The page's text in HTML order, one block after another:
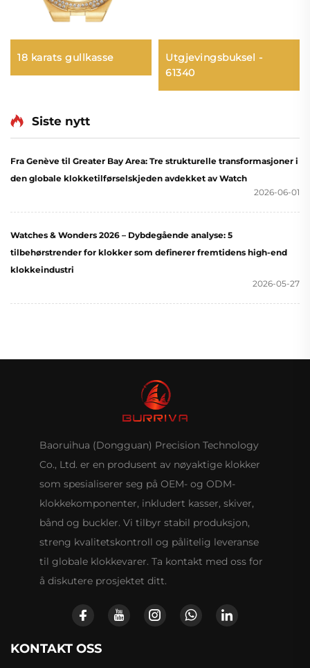
18 karats gullkasse
Utgjevingsbuksel -
61340
Siste nytt
Fra Genève til Greater Bay Area: Tre strukturelle transformasjoner i
den globale klokketilførselskjeden avdekket av Watch
2026-06-01
Watches & Wonders 2026 – Dybdegående analyse: 5
tilbehørstrender for klokker som definerer fremtidens high-end
klokkeindustri
2026-05-27
Baoruihua (Dongguan) Precision Technology
Co., Ltd. er en produsent av nøyaktige klokker
som spesialiserer seg på OEM- og ODM-
klokkekomponenter, inkludert kasser, skiver,
bånd og buckler. Vi tilbyr stabil produksjon,
streng kvalitetskontroll og pålitelig leveranse
til globale klokkevarer. Ta kontakt med oss for
å diskutere prosjektet ditt.
KONTAKT OSS